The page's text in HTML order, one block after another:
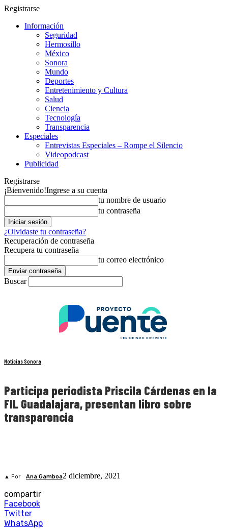
Registrarse
Información
Seguridad
Hermosillo
México
Sonora
Mundo
Deportes
Entretenimiento y Cultura
Salud
Ciencia
Tecnología
Transparencia
Especiales
Entrevistas Especiales – Rompe el Silencio
Videopodcast
Publicidad
Registrarse
¡Bienvenido!Ingrese a su cuenta
tu nombre de usuario
tu contraseña
¿Olvidaste tu contraseña?
Recuperación de contraseña
Recupera tu contraseña
tu correo electrónico
Buscar
Noticias Sonora
Participa periodista Priscila Cárdenas en la
FIL Guadalajara, presentan libro sobre
transparencia
▲ Por Ana Gamboa2 diciembre, 2021
compartir
Facebook
Twitter
WhatsApp